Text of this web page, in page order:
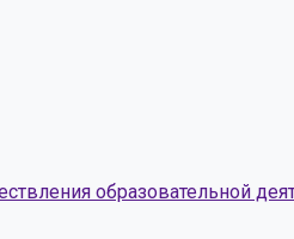
образовательной